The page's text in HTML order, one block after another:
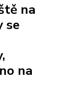
na
se
na